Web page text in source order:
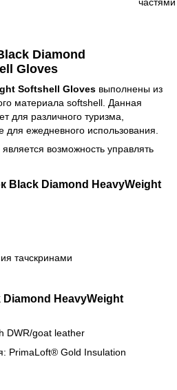
Diamond
Gloves
Softshell Gloves выполнены из
материала softshell. Данная
для различного туризма,
для ежедневного использования.
возможность управлять
Black Diamond HeavyWeight
тачскринами
HeavyWeight
DWR/goat leather
PrimaLoft® Gold Insulation